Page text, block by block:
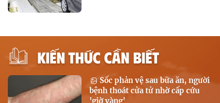
KIẾN THỨC CẦN BIẾT
Sốc phản vệ sau bữa ăn, người
bệnh thoát cửa tử nhờ cấp cứu
'giờ vàng'